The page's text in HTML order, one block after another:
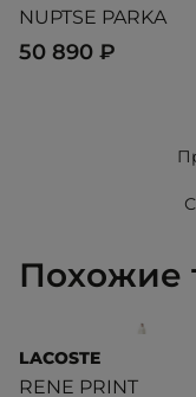
NUPTSE PARKA
50 890 ₽
Похожие
LACOSTE
RENE PRINT